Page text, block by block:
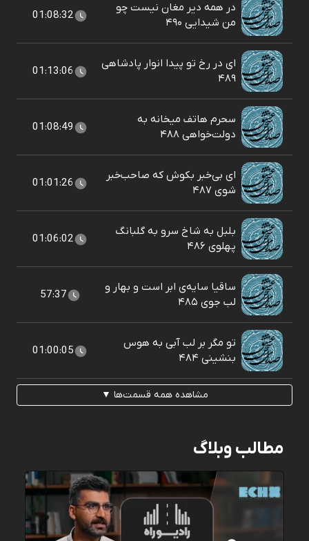
در همه دیر مغان نیست چو
من شیدایی ۴۹۰
01:08:32
ای در رخ تو پیدا انوار پادشاهی
۴۸۹
01:13:06
سحرم هاتف میخانه به
دولت‌خواهی ۴۸۸
01:08:49
ای بی‌خبر بکوش که صاحب‌خبر
شوی ۴۸۷
01:01:26
بلبل به شاخ سرو به گلبانگ
پهلوی ۴۸۶
01:06:02
ساقیا سایه‌ی ابر است و بهار و
لب جوی ۴۸۵
57:37
تو مگر بر لب آبی به هوس
بنشينی ۴۸۴
01:00:05
مشاهده همه قسمت‌ها ▼
مطالب وبلاگ